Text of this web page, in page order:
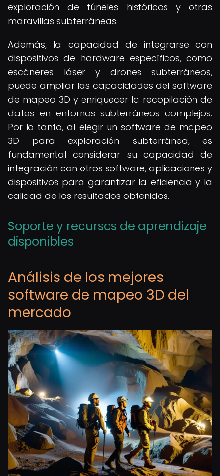
exploración de túneles históricos y otras
maravillas subterráneas.
Además, la capacidad de integrarse con
dispositivos de hardware específicos, como
escáneres láser y drones subterráneos,
puede ampliar las capacidades del software
de mapeo 3D y enriquecer la recopilación de
datos en entornos subterráneos complejos.
Por lo tanto, al elegir un software de mapeo
3D para exploración subterránea, es
fundamental considerar su capacidad de
integración con otros software, aplicaciones y
dispositivos para garantizar la eficiencia y la
calidad de los resultados obtenidos.
Soporte y recursos de aprendizaje
disponibles
Análisis de los mejores
software de mapeo 3D del
mercado